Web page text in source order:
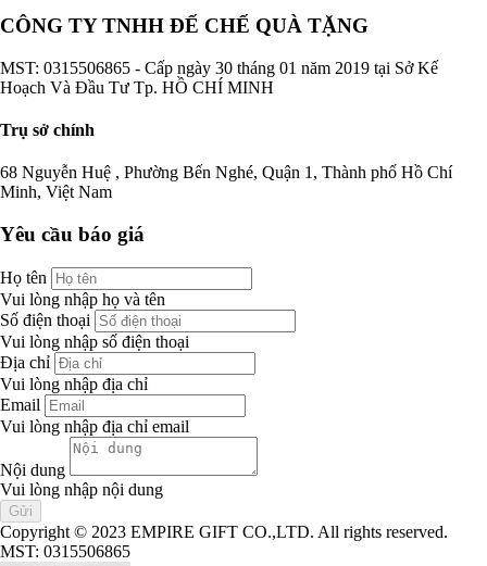
CÔNG TY TNHH ĐẾ CHẾ QUÀ TẶNG
MST: 0315506865 - Cấp ngày 30 tháng 01 năm 2019 tại Sở Kế
Hoạch Và Đầu Tư Tp. HỒ CHÍ MINH
Trụ sở chính
68 Nguyễn Huệ , Phường Bến Nghé, Quận 1, Thành phố Hồ Chí
Minh, Việt Nam
Yêu cầu báo giá
Họ tên
Vui lòng nhập họ và tên
Số điện thoại
Vui lòng nhập số điện thoại
Địa chỉ
Vui lòng nhập địa chỉ
Email
Vui lòng nhập địa chỉ email
Nội dung
Vui lòng nhập nội dung
Copyright © 2023 EMPIRE GIFT CO.,LTD. All rights reserved.
MST: 0315506865